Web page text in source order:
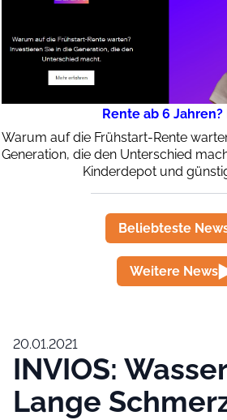
Rente ab 6 Jahren?
Warum auf die Frühstart-Rente
Generation, die den Unterschied
Kinderdepot und
Beliebteste
Weitere News
20.01.2021
INVIOS:
Lange